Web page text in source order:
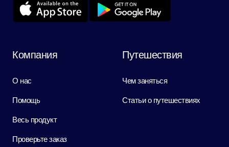
Компания
О нас
Помощь
Весь продукт
Проверьте заказ
Путешествия
Чем заняться
Статьи о путешествиях